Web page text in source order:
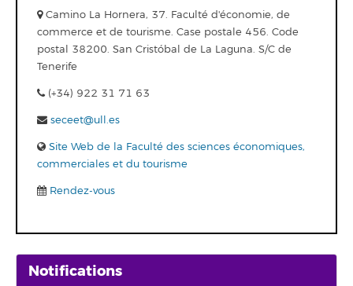
Camino La Hornera, 37. Faculté d'économie, de
commerce et de tourisme. Case postale 456. Code
postal 38200. San Cristóbal de La Laguna. S/C de
Tenerife
(+34) 922 31 71 63
seceet@ull.es
Site Web de la Faculté des sciences économiques,
commerciales et du tourisme
Rendez-vous
Notifications